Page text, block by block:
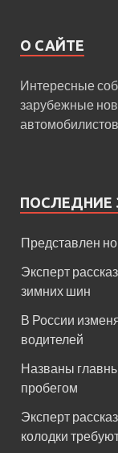
О САЙТЕ
Интересные
зарубежные
ПОСЛЕДНИЕ
Представлен
Эксперт
зимних шин
В России
водителей
Названы
пробегом
Эксперт
колодки